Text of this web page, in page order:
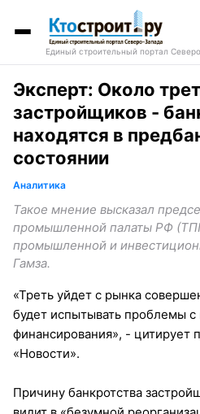
Единый строительный портал
Эксперт: Около
застройщиков -
находятся в
состоянии
Аналитика
Такое мнение высказал
промышленной палаты РФ
промышленной и
Гамза.
«Треть уйдет с рынка
будет испытывать проблемы
финансирования», - цитирует
«Новости».
Причину банкротства